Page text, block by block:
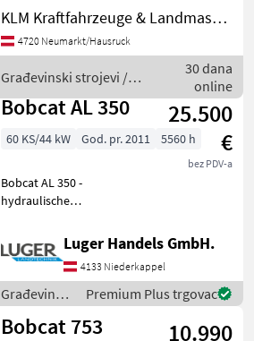
Hubhöhe von 10, 3m und
einer Hubkraft von 3500 kg
Bereifung: 400/80R24 3.
Hydrostat K
KLM Kraftfahrzeuge & Landmaschinen GmbH
4720 Neumarkt/Hausruck
Građevinski strojevi /
Bobcat
30 dana
online
Bobcat AL 350
25.500
€
bez PDV-a
60 KS/44 kW God. pr. 2011 5560 h
Bobcat AL 350 -
hydraulische
Steuerkreis vorne - 20 km/h
mit 2 Stufen -
Zentralschmieranlage -
Bereifung 405/70 R18 -
Parallelhubgerü
Luger Handels GmbH.
4133 Niederkappel
Građevinski
strojevi /
Bobcat
Premium Plus trgovac
Bobcat 753
10.990